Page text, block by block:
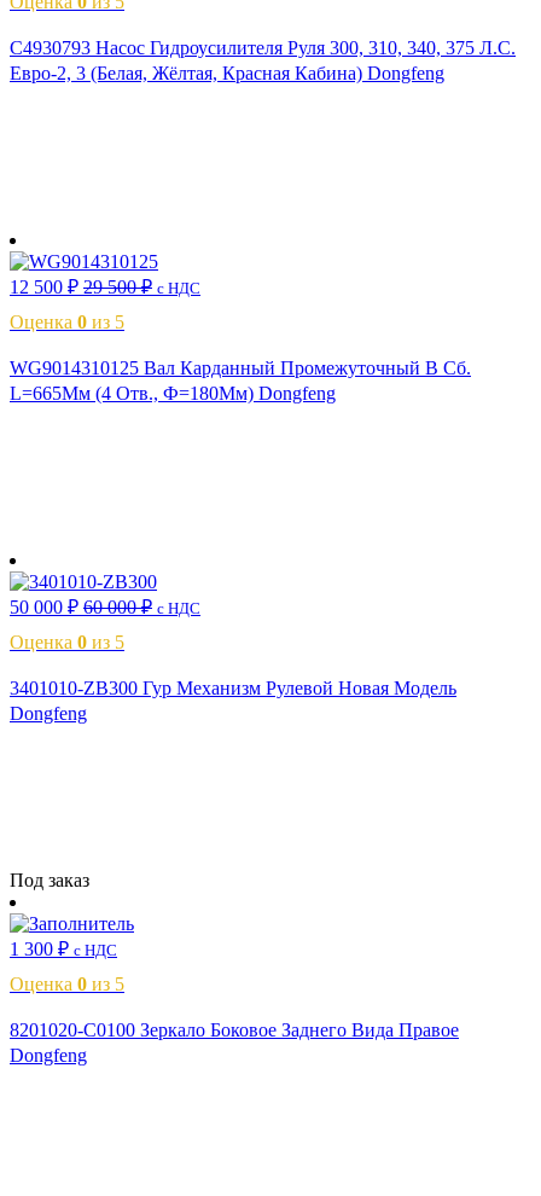
C4930793 Насос Гидроусилителя Руля 300, 310, 340, 375 Л.С.
Евро-2, 3 (Белая, Жёлтая, Красная Кабина) Dongfeng
12 500 ₽ 29 500₽ с НДС
Оценка 0 из 5
WG9014310125 Вал Карданный Промежуточный В Сб.
L=665Мм (4 Отв., Ф=180Мм) Dongfeng
50 000 ₽ 60 000₽ с НДС
Оценка 0 из 5
3401010-ZB300 Гур Механизм Рулевой Новая Модель
Dongfeng
Под заказ
1 300 ₽ с НДС
Оценка 0 из 5
8201020-C0100 Зеркало Боковое Заднего Вида Правое
Dongfeng